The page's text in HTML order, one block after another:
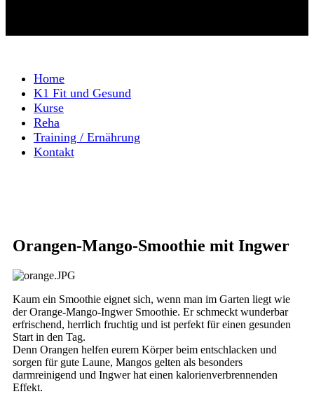
Home
K1 Fit und Gesund
Kurse
Reha
Training / Ernährung
Kontakt
Orangen-Mango-Smoothie mit Ingwer
Kaum ein Smoothie eignet sich, wenn man im Garten liegt wie
der Orange-Mango-Ingwer Smoothie. Er schmeckt wunderbar
erfrischend, herrlich fruchtig und ist perfekt für einen gesunden
Start in den Tag.
Denn Orangen helfen eurem Körper beim entschlacken und
sorgen für gute Laune, Mangos gelten als besonders
darmreinigend und Ingwer hat einen kalorienverbrennenden
Effekt.